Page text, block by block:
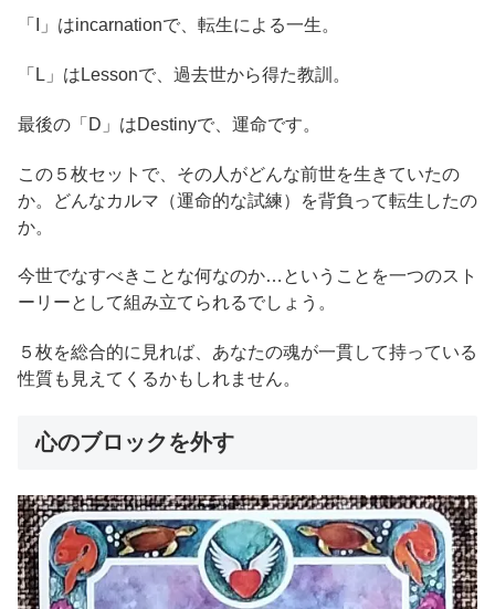
「I」はincarnationで、転生による一生。
「L」はLessonで、過去世から得た教訓。
最後の「D」はDestinyで、運命です。
この５枚セットで、その人がどんな前世を生きていたの
か。どんなカルマ（運命的な試練）を背負って転生したの
か。
今世でなすべきことな何なのか…ということを一つのスト
ーリーとして組み立てられるでしょう。
５枚を総合的に見れば、あなたの魂が一貫して持っている
性質も見えてくるかもしれません。
心のブロックを外す